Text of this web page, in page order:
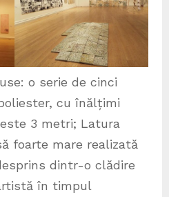
o serie de cinci
cu înălțimi
3 metri; Latura
foarte mare realizată
dintr-o clădire
în timpul